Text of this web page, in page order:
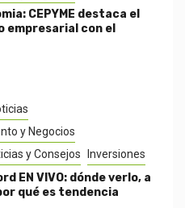
CEPYME destaca el
empresarial con el
y Negocios
y Consejos
Inversiones
EN VIVO: dónde verlo, a
qué es tendencia